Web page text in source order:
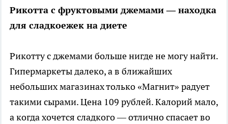
Рикотта с фруктовыми джемами — находка
для сладкоежек на диете
Рикотту с джемами больше нигде не могу найти.
Гипермаркеты далеко, а в ближайших
небольших магазинах только «Магнит» радует
такими сырами. Цена 109 рублей. Калорий мало,
а когда хочется сладкого — отлично спасает во